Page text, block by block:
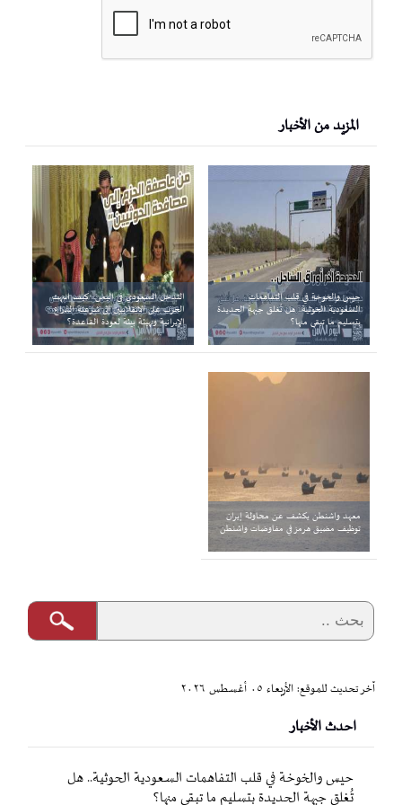
المزيد من الأخبار
حيس والخوخة في قلب التفاهمات
السعودية الحوثية.. هل تُغلق جبهة الحديدة
بتسليم ما تبقى منها؟
التدخل السعودي في اليمن.. كيف انتهت
الحرب على الانقلابيين إلى شرعنة الذراع
الإيرانية وتهيئة بيئة لعودة القاعدة؟
معهد واشنطن يكشف عن محاولة إيران
توظيف مضيق هرمز في مفاوضات واشنطن
آخر تحديث للموقع: الأربعاء ٠٥ أغسطس ٢٠٢٦
احدث الأخبار
حيس والخوخة في قلب التفاهمات السعودية الحوثية.. هل
تُغلق جبهة الحديدة بتسليم ما تبقى منها؟